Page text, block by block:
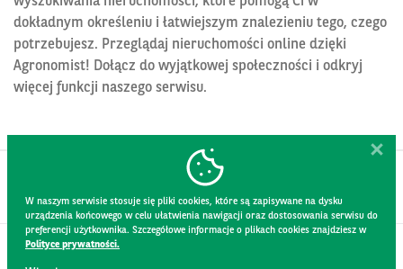
dokładnym określeniu i łatwiejszym znalezieniu tego, czego
potrzebujesz. Przeglądaj nieruchomości online dzięki
Agronomist! Dołącz do wyjątkowej społeczności i odkryj
więcej funkcji naszego serwisu.
W naszym serwisie stosuje się pliki cookies, które są zapisywane na dysku
urządzenia końcowego w celu ułatwienia nawigacji oraz dostosowania serwisu do
preferencji użytkownika. Szczegółowe informacje o plikach cookies znajdziesz w
Polityce prywatności.
KONTAKT